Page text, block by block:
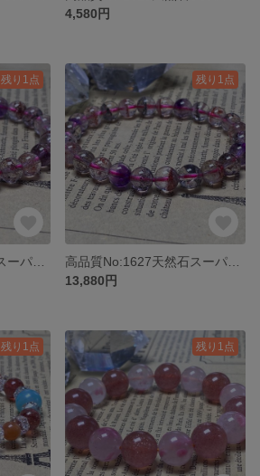
4,580円
残り1点 残り1点
13,880円
残り1点 残り1点